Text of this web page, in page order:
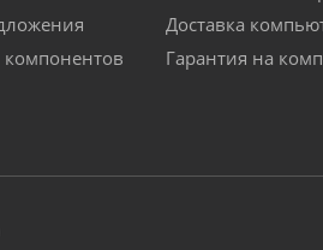
Доставка
Гарантия на